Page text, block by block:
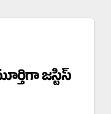
జస్టిస్